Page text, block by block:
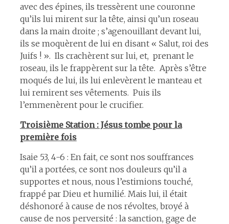
avec des épines, ils tressèrent une couronne
qu’ils lui mirent sur la tête, ainsi qu’un roseau
dans la main droite ; s’agenouillant devant lui,
ils se moquèrent de lui en disant « Salut, roi des
Juifs ! ». Ils crachèrent sur lui, et, prenant le
roseau, ils le frappèrent sur la tête. Après s’être
moqués de lui, ils lui enlevèrent le manteau et
lui remirent ses vêtements. Puis ils
l’emmenèrent pour le crucifier.
Troisième Station : Jésus tombe pour la
première fois
Isaie 53, 4-6 : En fait, ce sont nos souffrances
qu’il a portées, ce sont nos douleurs qu’il a
supportes et nous, nous l’estimions touché,
frappé par Dieu et humilié. Mais lui, il était
déshonoré à cause de nos révoltes, broyé à
cause de nos perversité : la sanction, gage de